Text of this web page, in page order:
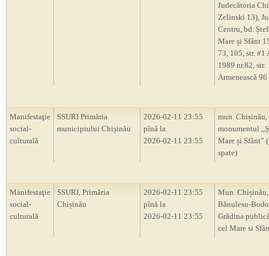
Judecătoria
Zelinski 13),
Centru, bd.
Mare și Sfânt
73, 105, str. #1
1989 nr.82, str.
Armenească 96
Manifestaţie
social-
culturală
SSURI Primăria
municipiului Chișinău
2026-02-11 23:55
pînă la
2026-02-11 23:55
mun. Chișinău,
monumentul
Mare și Sfânt”
spate)
Manifestaţie
social-
culturală
SSURI, Primăria
Chișinău
2026-02-11 23:55
pînă la
2026-02-11 23:55
Mun. Chișinău,
Bănulesu-
Grădina
cel Mare si